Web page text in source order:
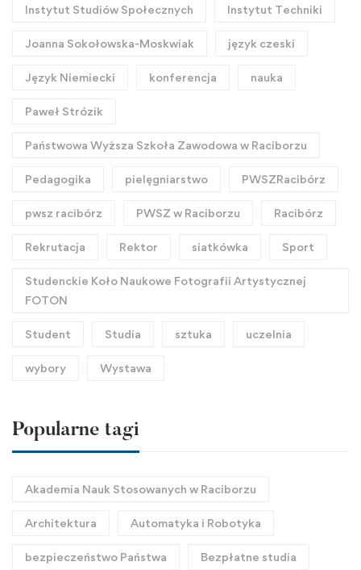
Instytut Studiów Społecznych Instytut Techniki
Joanna Sokołowska-Moskwiak język czeski
Język Niemiecki konferencja nauka
Paweł Strózik
Państwowa Wyższa Szkoła Zawodowa w Raciborzu
Pedagogika pielęgniarstwo PWSZRacibórz
pwsz racibórz PWSZ w Raciborzu Racibórz
Rekrutacja Rektor siatkówka Sport
Studenckie Koło Naukowe Fotografii Artystycznej
FOTON
Student Studia sztuka uczelnia
wybory Wystawa
Popularne tagi
Akademia Nauk Stosowanych w Raciborzu
Architektura Automatyka i Robotyka
bezpieczeństwo Państwa Bezpłatne studia